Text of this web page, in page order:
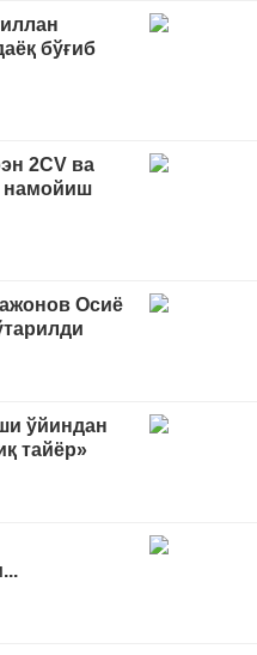
бўғиб
2CV ва
намойиш
Осиё
ўйиндан
тайёр»